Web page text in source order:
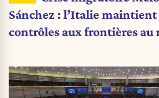
Sánchez : l’Italie maintient
contrôles aux frontières au